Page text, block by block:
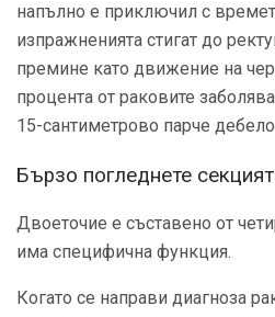
напълно е приключил с
изпражненията стигат до
премине като движение на
процента от раковите
15-сантиметрово парче
Бързо погледнете
Двоеточие е съставено от
има специфична функция.
Когато се направи диагноза